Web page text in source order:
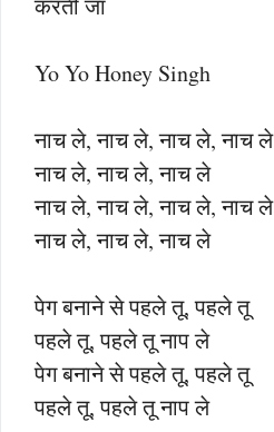
करती जा
Yo Yo Honey Singh
नाच ले, नाच ले, नाच ले, नाच ले
नाच ले, नाच ले, नाच ले
नाच ले, नाच ले, नाच ले, नाच ले
नाच ले, नाच ले, नाच ले
पेग बनाने से पहले तू, पहले तू
पहले तू, पहले तू नाप ले
पेग बनाने से पहले तू, पहले तू
पहले तू, पहले तू नाप ले